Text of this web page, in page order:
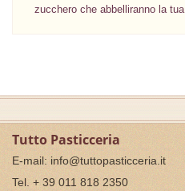
zucchero che abbelliranno la
Tutto Pasticceria
E-mail: info@tuttopasticceria.it
Tel. + 39 011 818 2350